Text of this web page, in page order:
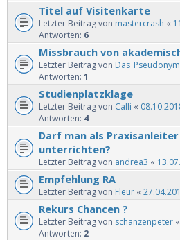
Titel auf Visitenkarte
Letzter Beitrag von mastercrash «
Antworten: 6
Missbrauch von
Letzter Beitrag von Das_Pseudonym
Antworten: 1
Studienplatzklage
Letzter Beitrag von Calli «
Antworten: 4
Darf man als Praxisanleiter
unterrichten?
Letzter Beitrag von andrea3 «
Empfehlung RA
Letzter Beitrag von Fleur «
Rekurs Chancen ?
Letzter Beitrag von schanzenpeter «
Antworten: 2